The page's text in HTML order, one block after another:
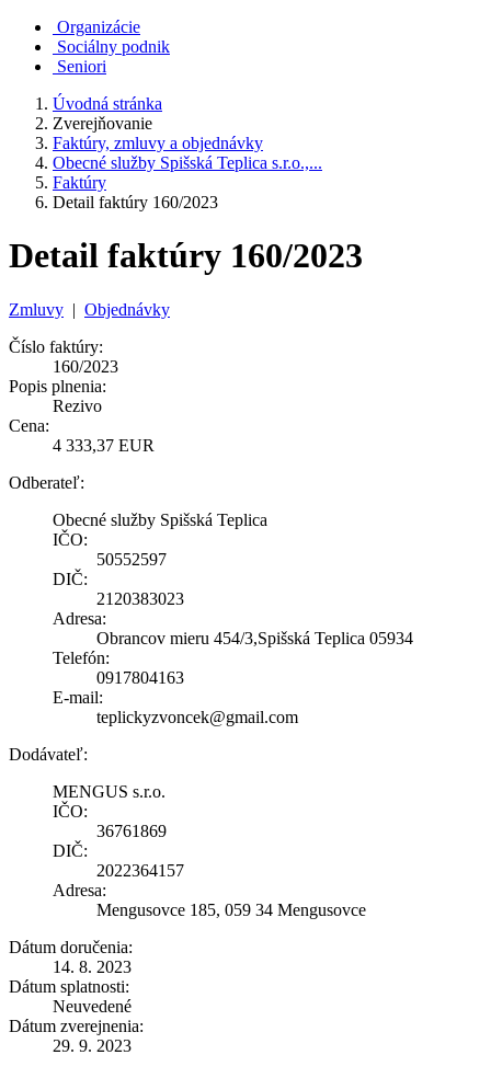
Organizácie
Sociálny podnik
Seniori
Úvodná stránka
Zverejňovanie
Faktúry, zmluvy a objednávky
Obecné služby Spišská Teplica s.r.o.,...
Faktúry
Detail faktúry 160/2023
Detail faktúry 160/2023
Zmluvy | Objednávky
Číslo faktúry:
160/2023
Popis plnenia:
Rezivo
Cena:
4 333,37 EUR
Odberateľ:
Obecné služby Spišská Teplica
IČO:
50552597
DIČ:
2120383023
Adresa:
Obrancov mieru 454/3,Spišská Teplica 05934
Telefón:
0917804163
E-mail:
teplickyzvoncek@gmail.com
Dodávateľ:
MENGUS s.r.o.
IČO:
36761869
DIČ:
2022364157
Adresa:
Mengusovce 185, 059 34 Mengusovce
Dátum doručenia:
14. 8. 2023
Dátum splatnosti:
Neuvedené
Dátum zverejnenia:
29. 9. 2023